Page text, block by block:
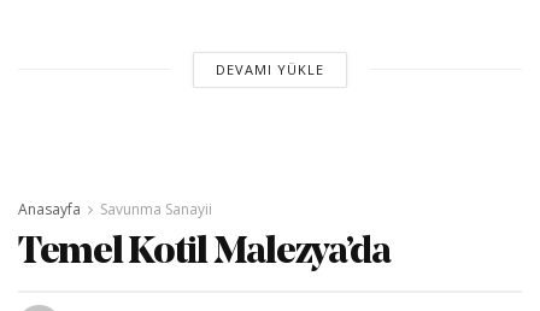
DEVAMI YÜKLE
Anasayfa Savunma Sanayii
Temel Kotil Malezya’da